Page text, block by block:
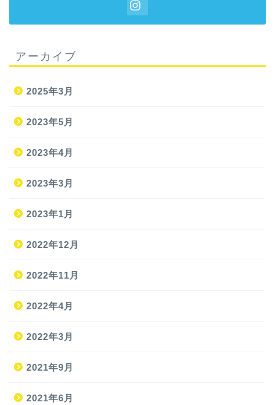
アーカイブ
2025年3月
2023年5月
2023年4月
2023年3月
2023年1月
2022年12月
2022年11月
2022年4月
2022年3月
2021年9月
2021年6月